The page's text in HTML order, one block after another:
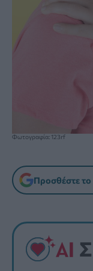
Φωτογραφία: 123rf
Προσθέστε